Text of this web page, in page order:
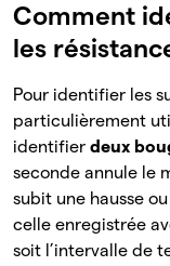
Comment
les
Pour identifier les
particulièrement
identifier deux
seconde annule le
subit une hausse
celle enregistrée
soit l’intervalle de